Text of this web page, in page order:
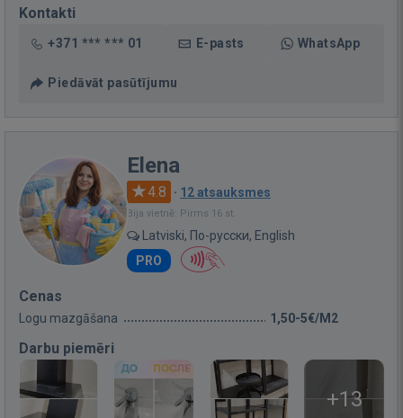
Kontakti
+371 *** *** 01 E-pasts WhatsApp
Piedāvāt pasūtījumu
Elena
4.8 · 12 atsauksmes
Bija vietnē: Pirms 16 st.
Latviski, По-русски, English
PRO
Cenas
Logu mazgāšana 1,50-5€/M2
Darbu piemēri
+13